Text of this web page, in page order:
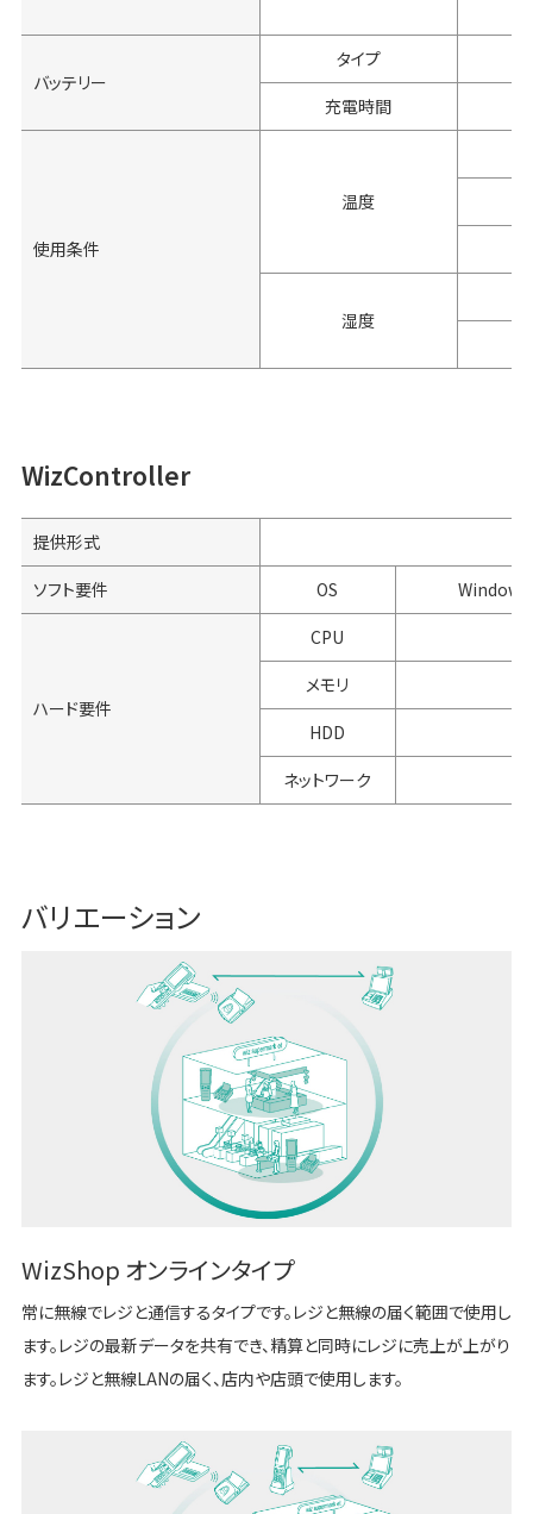
バッテリー
タイプ
充電時間
使用条件
温度
湿度
WizController
提供形式
ソフト要件
OS
ハード要件
CPU
メモリ
HDD
ネットワーク
バリエーション
WizShop オンラインタイプ
常に無線でレジと通信するタイプです。レジと無線の届く範囲で使用し
ます。レジの最新データを共有でき、精算と同時にレジに売上が上がり
ます。レジと無線LANの届く、店内や店頭で使用します。